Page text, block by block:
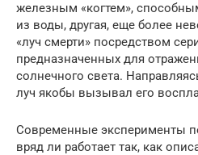
железным «когтем»,
из воды, другая, еще более
«луч смерти» посредством
предназначенных для
солнечного света.
луч якобы вызывал его
Современные эксперименты
вряд ли работает так, как